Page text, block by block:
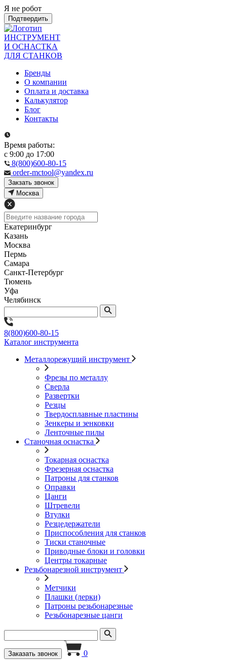
Я не робот
Подтвердить
ИНСТРУМЕНТ
И ОСНАСТКА
ДЛЯ СТАНКОВ
Бренды
О компании
Оплата и доставка
Калькулятор
Блог
Контакты
Время работы:
с 9:00 до 17:00
8(800)600-80-15
order-mctool@yandex.ru
Закзать звонок
Москва
Екатеринбург
Казань
Москва
Пермь
Самара
Санкт-Петербург
Тюмень
Уфа
Челябинск
8(800)600-80-15
Каталог инструмента
Металлорежущий инструмент
Фрезы по металлу
Сверла
Развертки
Резцы
Твердосплавные пластины
Зенкеры и зенковки
Ленточные пилы
Станочная оснастка
Токарная оснастка
Фрезерная оснастка
Патроны для станков
Оправки
Цанги
Штревели
Втулки
Резцедержатели
Приспособления для станков
Тиски станочные
Приводные блоки и головки
Центры токарные
Резьбонарезной инструмент
Метчики
Плашки (лерки)
Патроны резьбонарезные
Резьбонарезные цанги
Заказать звонок 0